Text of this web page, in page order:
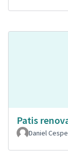
Patis
Daniel